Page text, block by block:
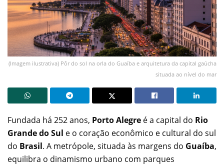
(Imagem ilustrativa) Pôr do sol na orla do Guaíba e arquitetura da capital gaúcha
situada ao nível do mar
Fundada há 252 anos, Porto Alegre é a capital do Rio
Grande do Sul e o coração econômico e cultural do sul
do Brasil. A metrópole, situada às margens do Guaíba,
equilibra o dinamismo urbano com parques